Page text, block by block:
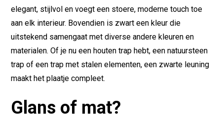
elegant, stijlvol en voegt een stoere, moderne touch toe
aan elk interieur. Bovendien is zwart een kleur die
uitstekend samengaat met diverse andere kleuren en
materialen. Of je nu een houten trap hebt, een natuursteen
trap of een trap met stalen elementen, een zwarte leuning
maakt het plaatje compleet.
Glans of mat?